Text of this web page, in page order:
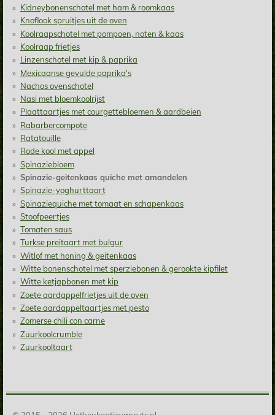
Kidneybonenschotel met ham & roomkaas
Knoflook spruitjes uit de oven
Koolraapschotel met pompoen, noten & kaas
Koolraap frietjes
Linzenschotel met kip & paprika
Mexicaanse gevulde paprika's
Nachos ovenschotel
Nasi met bloemkoolrijst
Plaattaartjes met courgettebloemen & aardbeien
Rabarbercompote
Ratatouille
Rode kool met appel
Spinaziebloem
Spinazie-geitenkaas quiche met amandelen
Spinazie-yoghurttaart
Spinaziequiche met tomaat en schapenkaas
Stoofpeertjes
Tomaten saus
Turkse preitaart met bulgur
Witlof met honing & geitenkaas
Witte bonenschotel met sperziebonen & gerookte kipfilet
Witte ketjapbonen met kip
Zoete aardappelfrietjes uit de oven
Zoete aardappeltaartjes met pesto
Zomerse chili con carne
Zuurkoolcrumble
Zuurkooltaart